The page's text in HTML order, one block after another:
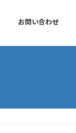
お問い合わせ